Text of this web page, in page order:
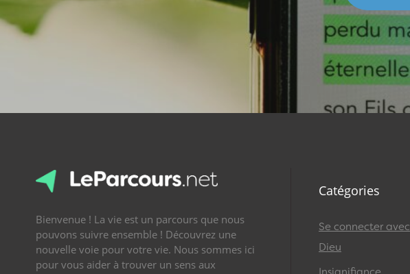
Bienvenue ! La vie est un parcours que nous
pouvons suivre ensemble ! Découvrez une
nouvelle voie pour votre vie. Nous sommes ici
pour vous aider à trouver un sens aux
Catégories
Se connecter avec
Dieu